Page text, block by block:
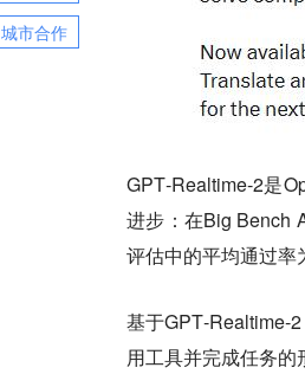
城市合作
GPT‑Realtime‑2是
进步：在Big Bench
评估中的平均通过率
基于
用工具并完成任务的